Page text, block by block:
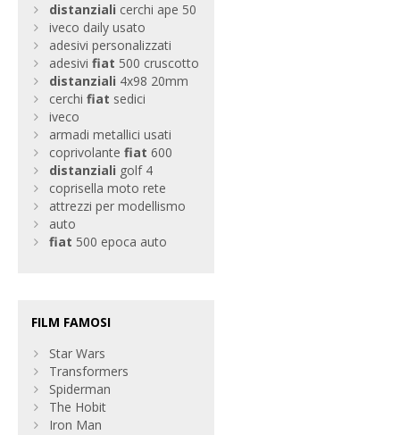
distanziali cerchi ape 50
iveco daily usato
adesivi personalizzati
adesivi fiat 500 cruscotto
distanziali 4x98 20mm
cerchi fiat sedici
iveco
armadi metallici usati
coprivolante fiat 600
distanziali golf 4
coprisella moto rete
attrezzi per modellismo
auto
fiat 500 epoca auto
FILM FAMOSI
Star Wars
Transformers
Spiderman
The Hobit
Iron Man